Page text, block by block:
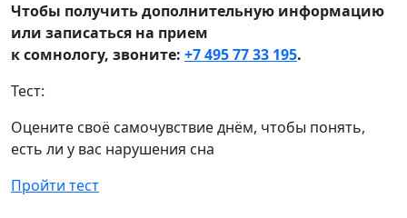
Чтобы получить дополнительную информацию
или записаться на прием
к сомнологу, звоните: +7 495 77 33 195.
Тест:
Оцените своё самочувствие днём, чтобы понять,
есть ли у вас нарушения сна
Пройти тест